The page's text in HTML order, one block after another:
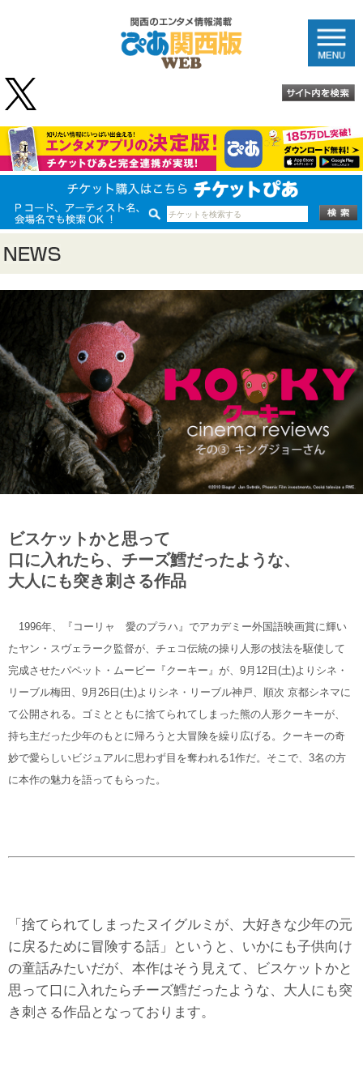
ビスケットかと思って
口に入れたら、チーズ鱈だったような、
大人にも突き刺さる作品
1996年、『コーリャ 愛のプラハ』でアカデミー外国語映画賞に輝い
たヤン・スヴェラーク監督が、チェコ伝統の操り人形の技法を駆使して
完成させたパペット・ムービー『クーキー』が、9月12日(土)よりシネ・
リーブル梅田、9月26日(土)よりシネ・リーブル神戸、順次 京都シネマに
て公開される。ゴミとともに捨てられてしまった熊の人形クーキーが、
持ち主だった少年のもとに帰ろうと大冒険を繰り広げる。クーキーの奇
妙で愛らしいビジュアルに思わず目を奪われる1作だ。そこで、3名の方
に本作の魅力を語ってもらった。
「捨てられてしまったヌイグルミが、大好きな少年の元
に戻るために冒険する話」というと、いかにも子供向け
の童話みたいだが、本作はそう見えて、ビスケットかと
思って口に入れたらチーズ鱈だったような、大人にも突
き刺さる作品となっております。